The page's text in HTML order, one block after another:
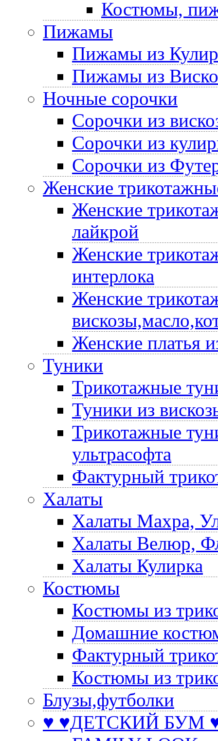
Костюмы,
Пижамы
Пижамы из
Пижамы из
Ночные сорочки
Сорочки из
Сорочки из
Сорочки из
Женские
Женские
лайкрой
Женские
интерлока
Женские
Женские платья
Туники
Трикотажные
Туники из
Трикотажные
ультрасофта
Фактурный
Халаты
Халаты Махра,
Халаты Велюр,
Халаты Кулирка
Костюмы
Костюмы из
Домашние
Фактурный
Костюмы из
Блузы,футболки
♥ ♥ДЕТСКИЙ БУМ